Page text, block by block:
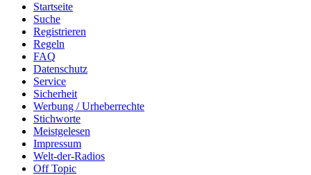
Startseite
Suche
Registrieren
Regeln
FAQ
Datenschutz
Service
Sicherheit
Werbung / Urheberrechte
Stichworte
Meistgelesen
Impressum
Welt-der-Radios
Off Topic